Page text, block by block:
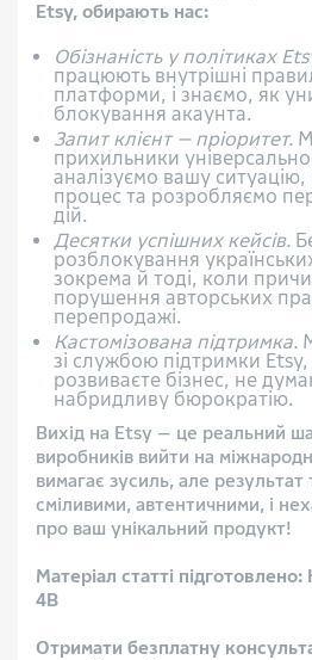
Etsy, обирають нас:
Обізнаність у політиках
працюють внутрішні
платформи, і знаємо, як
блокування акаунта.
Запит клієнт — пріоритет.
прихильники
аналізуємо вашу
процес та розробляємо
дій.
Десятки успішних кейсів.
розблокування
зокрема й тоді, коли
порушення авторських
перепродажі.
Кастомізована підтримка.
зі службою підтримки
розвиваєте бізнес, не
набридливу бюрократію.
Вихід на Etsy — це реальний
виробників вийти на
вимагає зусиль, але
сміливими, автентичними, і
про ваш унікальний продукт!
Матеріал статті підготовлено:
4В
Отримати безплатну